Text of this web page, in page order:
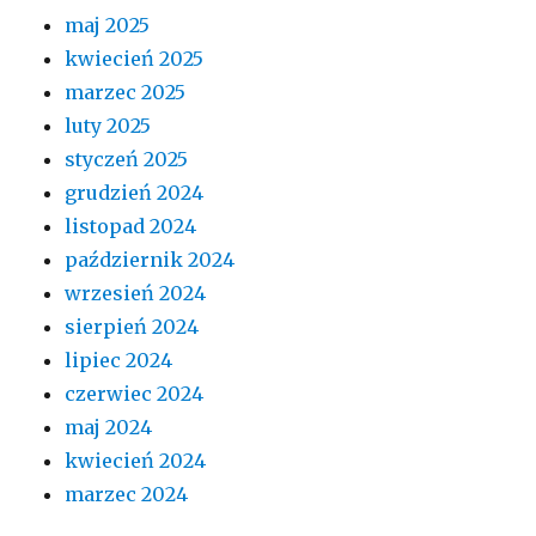
maj 2025
kwiecień 2025
marzec 2025
luty 2025
styczeń 2025
grudzień 2024
listopad 2024
październik 2024
wrzesień 2024
sierpień 2024
lipiec 2024
czerwiec 2024
maj 2024
kwiecień 2024
marzec 2024